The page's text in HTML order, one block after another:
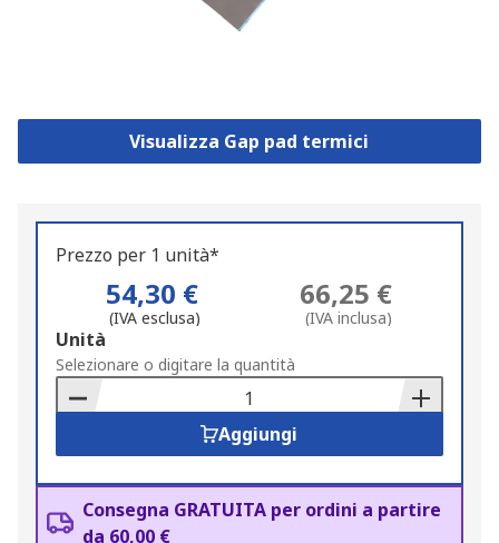
Visualizza Gap pad termici
Prezzo per 1 unità*
54,30 €
(IVA esclusa)
66,25 €
(IVA inclusa)
Add
to
Basket
Unità
Selezionare o digitare la quantità
Aggiungi
Consegna GRATUITA per ordini a partire
da 60,00 €